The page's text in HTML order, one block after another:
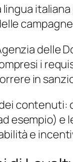
delle
i
in
contenuti:
esempio)
e